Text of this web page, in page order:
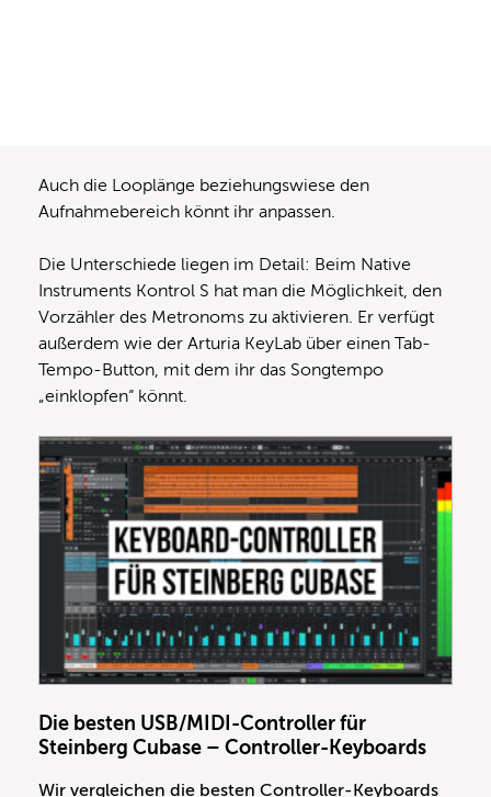
Auch die Looplänge beziehungswiese den
Aufnahmebereich könnt ihr anpassen.
Die Unterschiede liegen im Detail: Beim Native
Instruments Kontrol S hat man die Möglichkeit, den
Vorzähler des Metronoms zu aktivieren. Er verfügt
außerdem wie der Arturia KeyLab über einen Tab-
Tempo-Button, mit dem ihr das Songtempo
„einklopfen“ könnt.
Die besten USB/MIDI-Controller für
Steinberg Cubase – Controller-Keyboards
Wir vergleichen die besten Controller-Keyboards